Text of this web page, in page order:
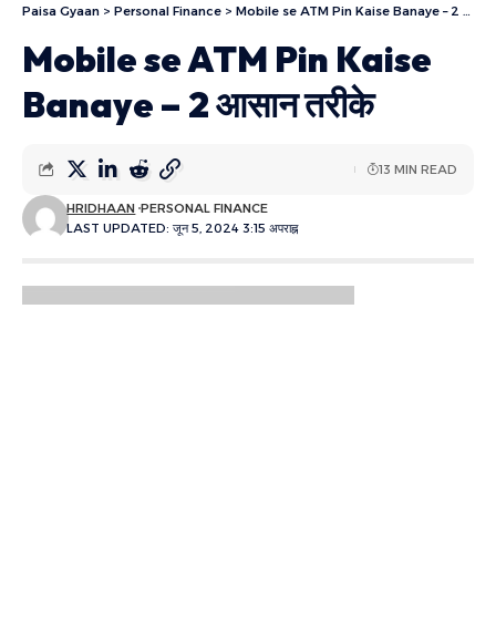
Paisa Gyaan > Personal Finance > Mobile se ATM Pin Kaise Banaye – 2 आसान तरीके
Mobile se ATM Pin Kaise
Banaye – 2 आसान तरीके
LAST UPDATED: जून 5, 2024 3:15 अपराह्न
HRIDHAAN PERSONAL FINANCE
13 MIN READ